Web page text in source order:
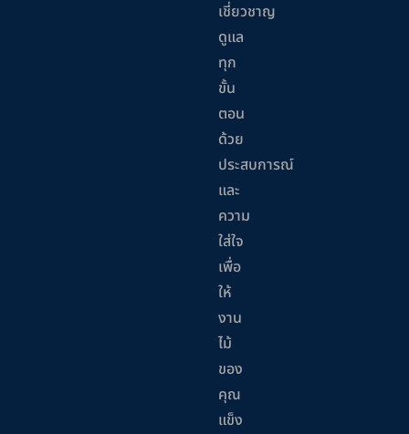
เชี่ยวชาญ
ดูแล
ทุก
ขั้น
ตอน
ด้วย
ประสบการณ์
และ
ความ
ใส่ใจ
เพื่อ
ให้
งาน
ไม้
ของ
คุณ
แข็ง